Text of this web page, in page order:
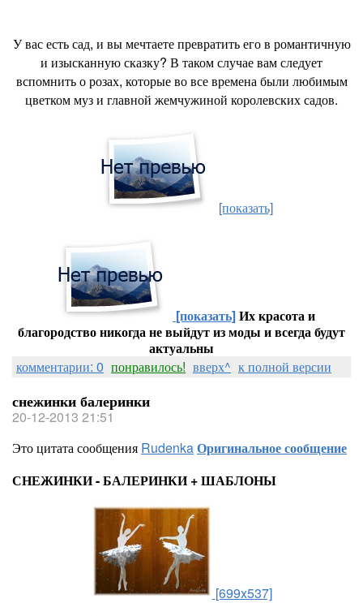
У вас есть сад, и вы мечтаете превратить его в романтичную
и изысканную сказку? В таком случае вам следует
вспомнить о розах, которые во все времена были любимым
цветком муз и главной жемчужиной королевских садов.
[показать]
[показать]Их красота и
благородство никогда не выйдут из моды и всегда будут
актуальны
комментарии: 0 понравилось! вверх^ к полной версии
снежинки балеринки
20-12-2013 21:51
Это цитата сообщения RudenkaОригинальное сообщение
СНЕЖИНКИ - БАЛЕРИНКИ + ШАБЛОНЫ
[699x537]